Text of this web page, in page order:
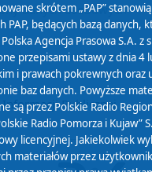
danych osobowych
Publicznej
skrótem „PAP”
PAP, będących bazą danych,
Agencja Prasowa S.A. z
przepisami ustawy z dnia 4
i prawach pokrewnych oraz
baz danych. Powyższe
są przez Polskie Radio
Radio Pomorza i Kujaw”
licencyjnej. Jakiekolwiek
materiałów przez